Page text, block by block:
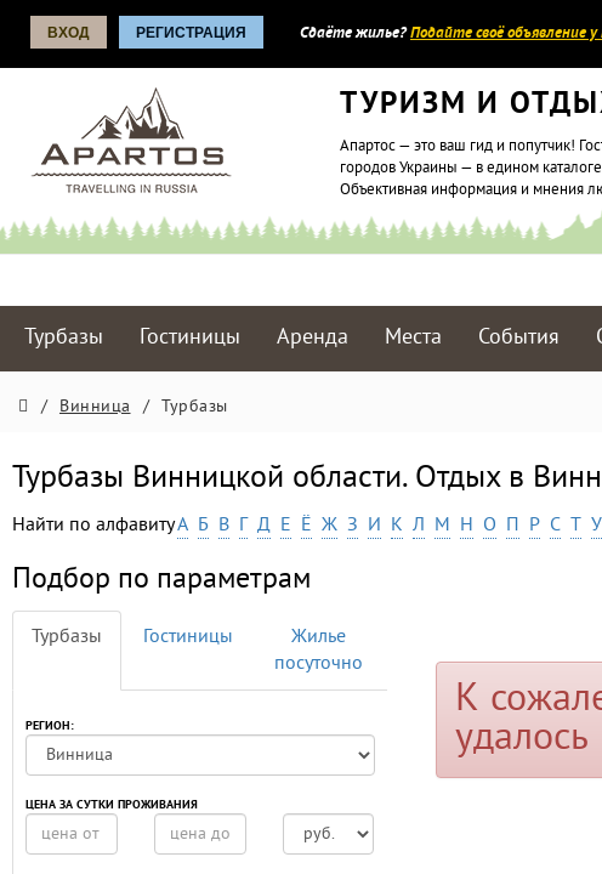
ВХОД РЕГИСТРАЦИЯ Сдаёте жилье?Подайте своё объявление у
ТУРИЗМ И
Апартос — это ваш гид и попутчик!
городов Украины — в едином
Объективная информация и мнения
Турбазы Гостиницы Аренда Места События
/ Винница / Турбазы
Турбазы Винницкой области. Отдых в
Найти по алфавитуА Б В Г Д Е Ё Ж З И К Л М Н О П Р С Т У
Подбор по параметрам
Турбазы Гостиницы
Жилье
посуточно
РЕГИОН:
ЦЕНА ЗА СУТКИ ПРОЖИВАНИЯ
К
удалось